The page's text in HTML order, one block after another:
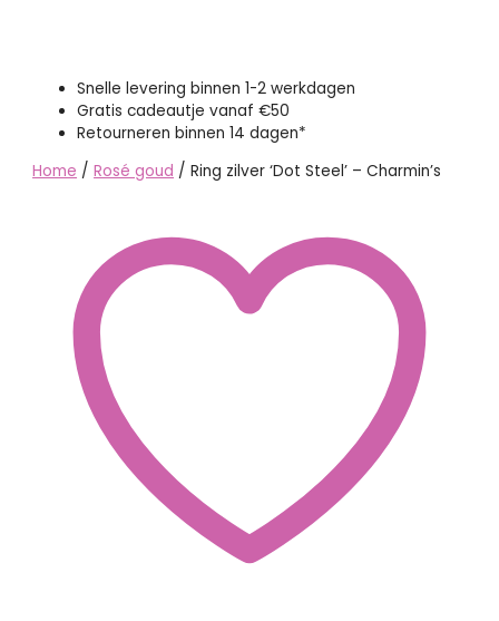
Snelle levering binnen 1-2 werkdagen
Gratis cadeautje vanaf €50
Retourneren binnen 14 dagen*
Home /Rosé goud / Ring zilver ‘Dot Steel’ – Charmin’s